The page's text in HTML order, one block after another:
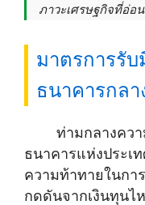
ภาวะเศรษฐกิจที่อ่อ
มาตรการรั
ธนาคารกลา
ท่ามกลางคว
ธนาคารแห่งประ
ความท้าทายในก
กดดันจากเงินทุนไ